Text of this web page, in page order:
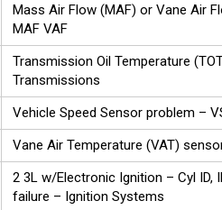
Mass Air Flow (MAF) or Vane Air
MAF VAF
Transmission Oil Temperature
Transmissions
Vehicle Speed Sensor problem –
Vane Air Temperature (VAT)
2 3L w/Electronic Ignition – Cyl ID,
failure – Ignition Systems